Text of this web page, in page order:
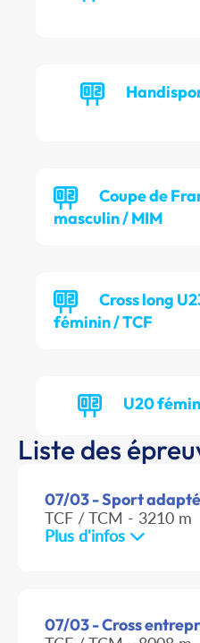
Coupe de
masculin / MIM
Cross long
féminin / TCF
U20
Liste des
07/03 - Sport
TCF / TCM - 3210 m
Plus d'infos
07/03 - Cross